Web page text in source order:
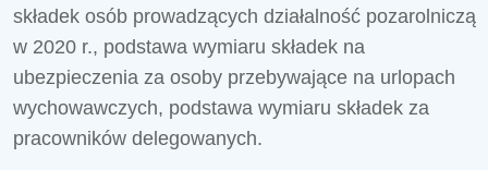
składek osób prowadzących działalność pozarolniczą
w 2020 r., podstawa wymiaru składek na
ubezpieczenia za osoby przebywające na urlopach
wychowawczych, podstawa wymiaru składek za
pracowników delegowanych.